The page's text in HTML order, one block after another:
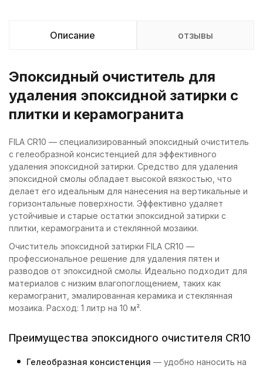
Описание отзывы
Эпоксидный очиститель для
удаления эпоксидной затирки с
плитки и керамогранита
FILA CR10 — специализированный эпоксидный очиститель
с гелеобразной консистенцией для эффективного
удаления эпоксидной затирки. Средство для удаления
эпоксидной смолы обладает высокой вязкостью, что
делает его идеальным для нанесения на вертикальные и
горизонтальные поверхности. Эффективно удаляет
устойчивые и старые остатки эпоксидной затирки с
плитки, керамогранита и стеклянной мозаики.
Очиститель эпоксидной затирки FILA CR10 —
профессиональное решение для удаления пятен и
разводов от эпоксидной смолы. Идеально подходит для
материалов с низким влагопоглощением, таких как
керамогранит, эмалированная керамика и стеклянная
мозаика. Расход: 1 литр на 10 м².
Преимущества эпоксидного очистителя CR10
Гелеобразная консистенция — удобно наносить на